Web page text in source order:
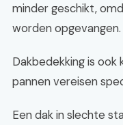
minder geschikt,
worden opgevangen.
Dakbedekking is ook
pannen vereisen
Een dak in slechte